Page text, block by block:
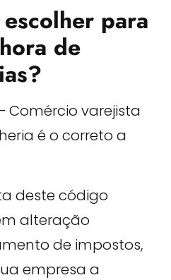
para
de
Comércio varejista
é o correto a
deste código
alteração
de impostos,
empresa a